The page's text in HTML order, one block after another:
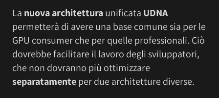
La nuova architetturaunificata UDNA
permetterà di avere una base comune sia per le
GPU consumer che per quelle professionali. Ciò
dovrebbe facilitare il lavoro degli sviluppatori,
che non dovranno più ottimizzare
separatamenteper due architetture diverse.